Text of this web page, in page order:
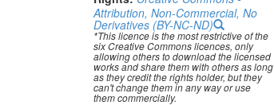
Attribution, Non-Commercial, No
Derivatives (BY-NC-ND)
*This licence is the most restrictive of the
six Creative Commons licences, only
allowing others to download the licensed
works and share them with others as long
as they credit the rights holder, but they
can't change them in any way or use
them commercially.